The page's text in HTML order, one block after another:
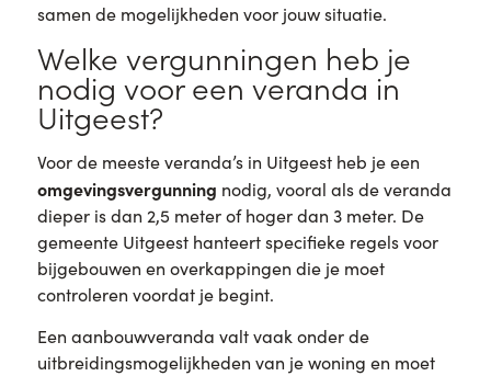
samen de mogelijkheden voor jouw situatie.
Welke vergunningen heb je
nodig voor een veranda in
Uitgeest?
Voor de meeste veranda’s in Uitgeest heb je een
omgevingsvergunning nodig, vooral als de veranda
dieper is dan 2,5 meter of hoger dan 3 meter. De
gemeente Uitgeest hanteert specifieke regels voor
bijgebouwen en overkappingen die je moet
controleren voordat je begint.
Een aanbouwveranda valt vaak onder de
uitbreidingsmogelijkheden van je woning en moet